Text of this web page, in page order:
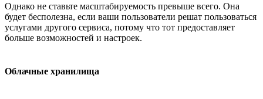
Однако не ставьте масштабируемость превыше всего. Она
будет бесполезна, если ваши пользователи решат пользоваться
услугами другого сервиса, потому что тот предоставляет
больше возможностей и настроек.
Облачные хранилища